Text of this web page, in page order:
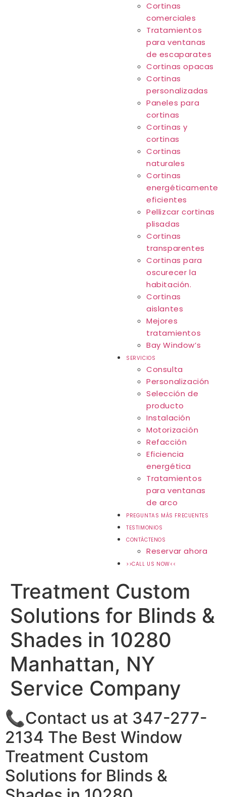
Cortinas
comerciales
Tratamientos
para ventanas
de escaparates
Cortinas opacas
Cortinas
personalizadas
Paneles para
cortinas
Cortinas y
cortinas
Cortinas
naturales
Cortinas
energéticamente
eficientes
Pellizcar cortinas
plisadas
Cortinas
transparentes
Cortinas para
oscurecer la
habitación.
Cortinas
aislantes
Mejores
tratamientos
Bay Window’s
SERVICIOS
Consulta
Personalización
Selección de
producto
Instalación
Motorización
Refacción
Eficiencia
energética
Tratamientos
para ventanas
de arco
PREGUNTAS MÁS FRECUENTES
TESTIMONIOS
CONTÁCTENOS
Reservar ahora
>>CALL US NOW<<
The Best Window
Treatment Custom
Solutions for Blinds &
Shades in 10280
Manhattan, NY
Service Company
📞Contact us at 347-277-
2134 The Best Window
Treatment Custom
Solutions for Blinds &